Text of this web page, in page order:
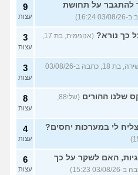
להתגבר על תחושת
9
עצות
כך נורא?
(אנונימית, בת 17,
3
עצות
(שירה, בת 18, כתבה ב-03/08/26
3
עצות
שלנו ההורים
(שלי88,
8
עצות
לי במערכות יחסים? 4
עצות
האם לשקר על כך
6
עצות